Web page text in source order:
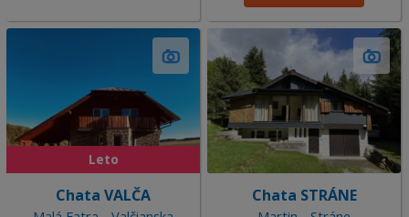
Leto
Chata VALČA Chata STRÁNE